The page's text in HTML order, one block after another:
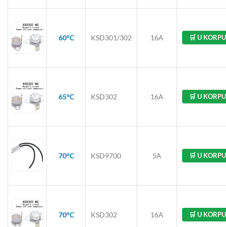
60°C KSD301/302 16A 🛒 U KORPU
65°C KSD302 16A 🛒 U KORPU
70°C KSD9700 5A 🛒 U KORPU
70°C KSD302 16A 🛒 U KORPU